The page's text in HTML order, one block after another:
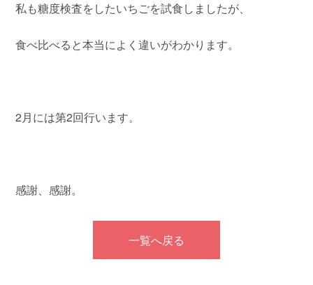
私も糖度検査をしたいちごを試食しましたが、
食べ比べると本当によく違いがわかります。
2月には第2回行います。
感謝、感謝。
一覧へ戻る